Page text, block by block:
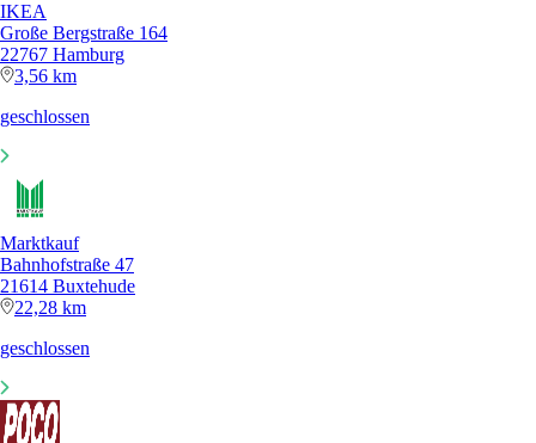
IKEA
Große Bergstraße 164
22767 Hamburg
3,56 km
geschlossen
Marktkauf
Bahnhofstraße 47
21614 Buxtehude
22,28 km
geschlossen